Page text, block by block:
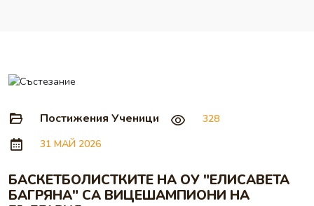
Постижения Ученици
328
31 МАЙ 2026
БАСКЕТБОЛИСТКИТЕ НА ОУ "ЕЛИСАВЕТА
БАГРЯНА" СА ВИЦЕШАМПИОНИ НА